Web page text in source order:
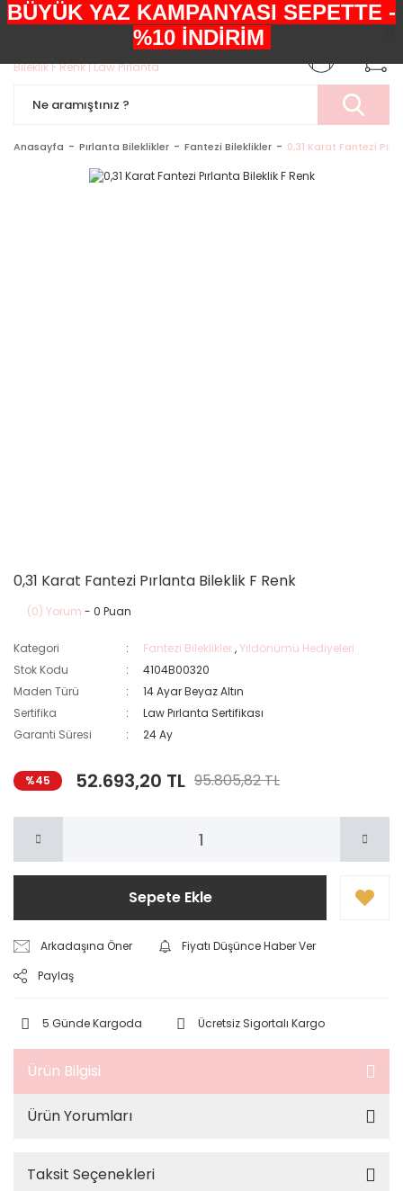
+90552 303 05 29
Anasayfa Pırlanta Bileklikler Fantezi Bileklikler 0,31 Karat Fantezi
0,31 Karat Fantezi Pırlanta Bileklik F Renk
(0) Yorum - 0 Puan
Kategori Fantezi Bileklikler,Yıldönümü Hediyeleri
Stok Kodu
4104B00320
Maden Türü
14 Ayar Beyaz Altın
Sertifika
Law Pırlanta Sertifikası
Garanti Süresi
24 Ay
%45 52.693,20 TL 95.805,82 TL
Sepete Ekle
Arkadaşına Öner
Fiyatı Düşünce Haber Ver
Paylaş
5 Günde Kargoda Ücretsiz Sigortalı Kargo
Ürün Bilgisi
Ürün Yorumları
Taksit Seçenekleri
BÜYÜK YAZ KAMPANYASI SEPETTE -
%10 İNDİRİM